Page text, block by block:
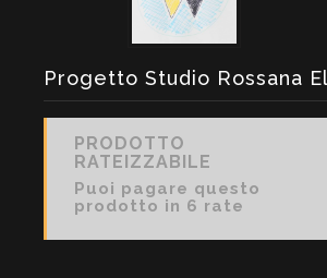
Progetto Studio Rossana
PRODOTTO
RATEIZZABILE
Puoi pagare questo
prodotto in 6 rate